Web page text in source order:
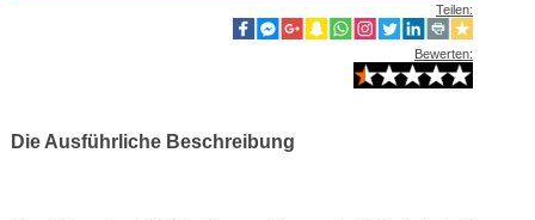
Teilen:
Bewerten:
Die Ausführliche Beschreibung